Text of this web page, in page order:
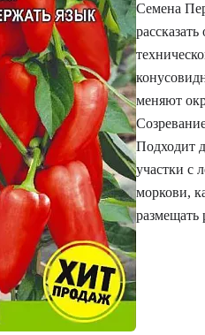
Семена
меняют
Подходит
участки с
моркови,
размещать